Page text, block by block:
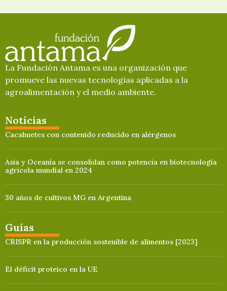
La Fundación Antama es una organización que
promueve las nuevas tecnologías aplicadas a la
agroalimentación y el medio ambiente.
Noticias
Cacahuetes con contenido reducido en alérgenos
Asia y Oceanía se consolidan como potencia en biotecnología
agrícola mundial en 2024
30 años de cultivos MG en Argentina
Guías
CRISPR en la producción sostenible de alimentos [2023]
El déficit proteico en la UE